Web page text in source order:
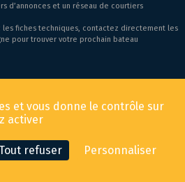
FAIRE UNE OFFRE
d’annonces et un réseau de courtiers
les fiches techniques, contactez directement les
pour trouver votre prochain bateau
et vous donne le contrôle sur
activer
Tout refuser Personnaliser